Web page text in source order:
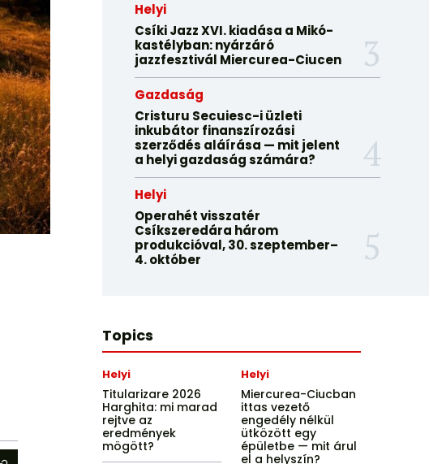
Helyi
Csíki Jazz XVI. kiadása a Mikó-
kastélyban: nyárzáró
jazzfesztivál Miercurea-Ciucen
Gazdaság
Cristuru Secuiesc-i üzleti
inkubátor finanszírozási
szerződés aláírása — mit jelent
a helyi gazdaság számára?
Helyi
Operahét visszatér
Csíkszeredára három
produkcióval, 30. szeptember–
4. október
Topics
Helyi
Titularizare 2026
Harghita: mi marad
rejtve az
eredmények
mögött?
Helyi
Miercurea-Ciucban
ittas vezető
engedély nélkül
ütközött egy
épületbe — mit árul
el a helyszín?